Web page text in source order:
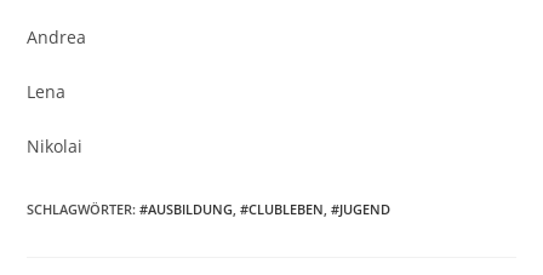
Andrea
Lena
Nikolai
SCHLAGWÖRTER:#AUSBILDUNG #CLUBLEBEN #JUGEND